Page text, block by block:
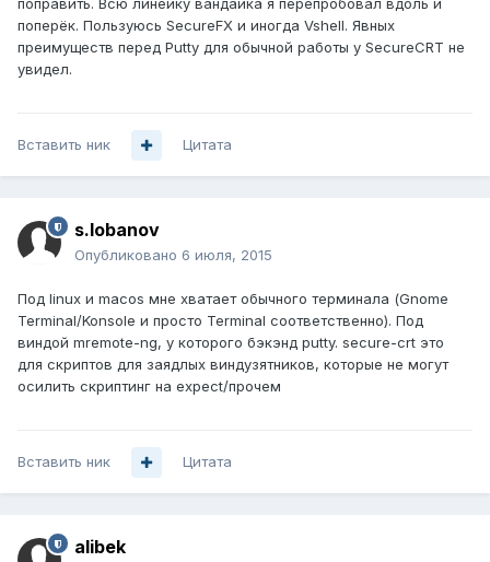
поправить. Всю линейку вандайка я перепробовал вдоль и
поперёк. Пользуюсь SecureFX и иногда Vshell. Явных
преимуществ перед Putty для обычной работы у SecureCRT не
увидел.
Вставить ник Цитата
s.lobanov
Опубликовано 6 июля, 2015
Под linux и macos мне хватает обычного терминала (Gnome
Terminal/Konsole и просто Terminal соответственно). Под
виндой mremote-ng, у которого бэкэнд putty. secure-crt это
для скриптов для заядлых виндузятников, которые не могут
осилить скриптинг на expect/прочем
Вставить ник Цитата
alibek